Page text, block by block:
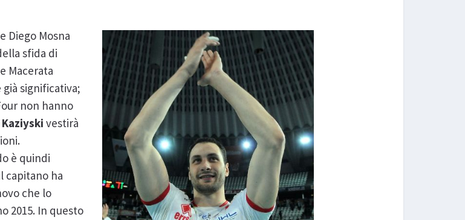
Diego Mosna
sfida di
Macerata
significativa;
non hanno
vestirà
è quindi
capitano ha
che lo
2015. In questo